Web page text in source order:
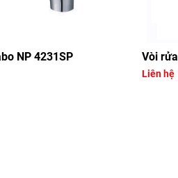
NP 4231SP Vòi
Liên hệ